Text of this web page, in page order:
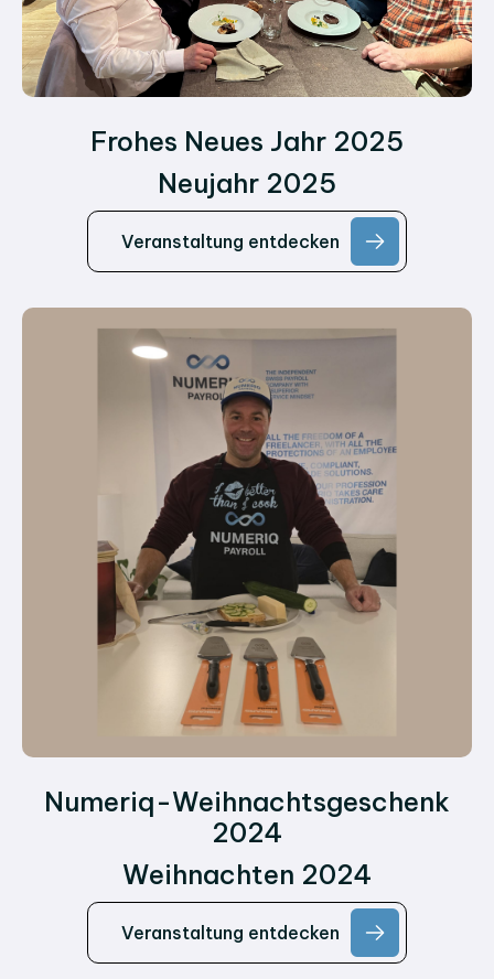
Frohes Neues Jahr 2025
Neujahr 2025
Veranstaltung entdecken
Numeriq-Weihnachtsgeschenk
2024
Weihnachten 2024
Veranstaltung entdecken